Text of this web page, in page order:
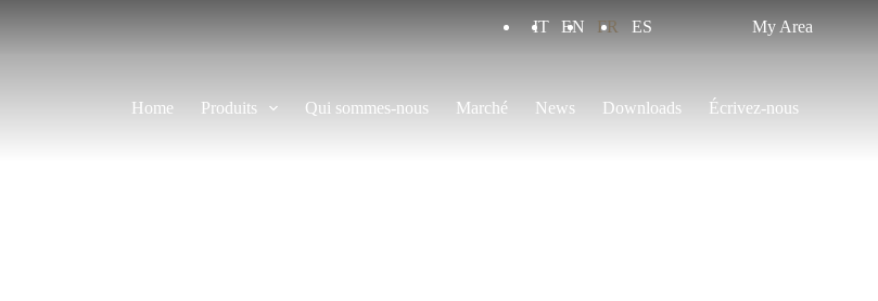
IT EN FR ES My Area
Home Produits Qui sommes-nous Marché News Downloads Écrivez-nous